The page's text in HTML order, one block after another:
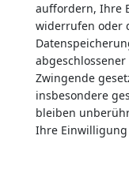
auffordern, Ihre
widerrufen oder
Zwingende
insbesondere
bleiben
Ihre Einwilligung